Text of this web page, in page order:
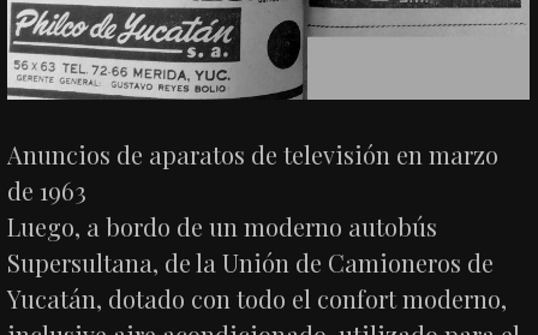
Anuncios de aparatos de televisión en marzo
de 1963
Luego, a bordo de un moderno autobús
Supersultana, de la Unión de Camioneros de
Yucatán, dotado con todo el confort moderno,